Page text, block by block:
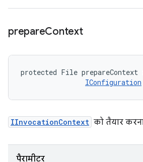
prepareContext
protected File prepareContext
IConfiguration
IInvocationContext को तैयार
पैरामीटर